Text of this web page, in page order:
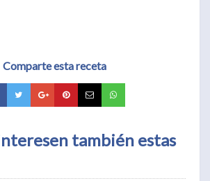
Comparte esta receta
también estas